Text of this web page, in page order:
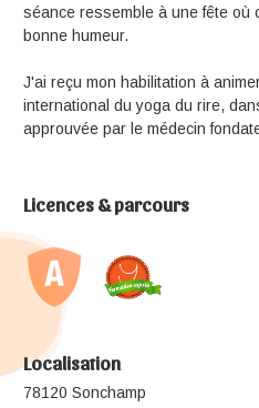
séance ressemble à une fête où
bonne humeur.
J'ai reçu mon habilitation à
international du yoga du rire,
approuvée par le médecin
Licences & parcours
Localisation
78120 Sonchamp